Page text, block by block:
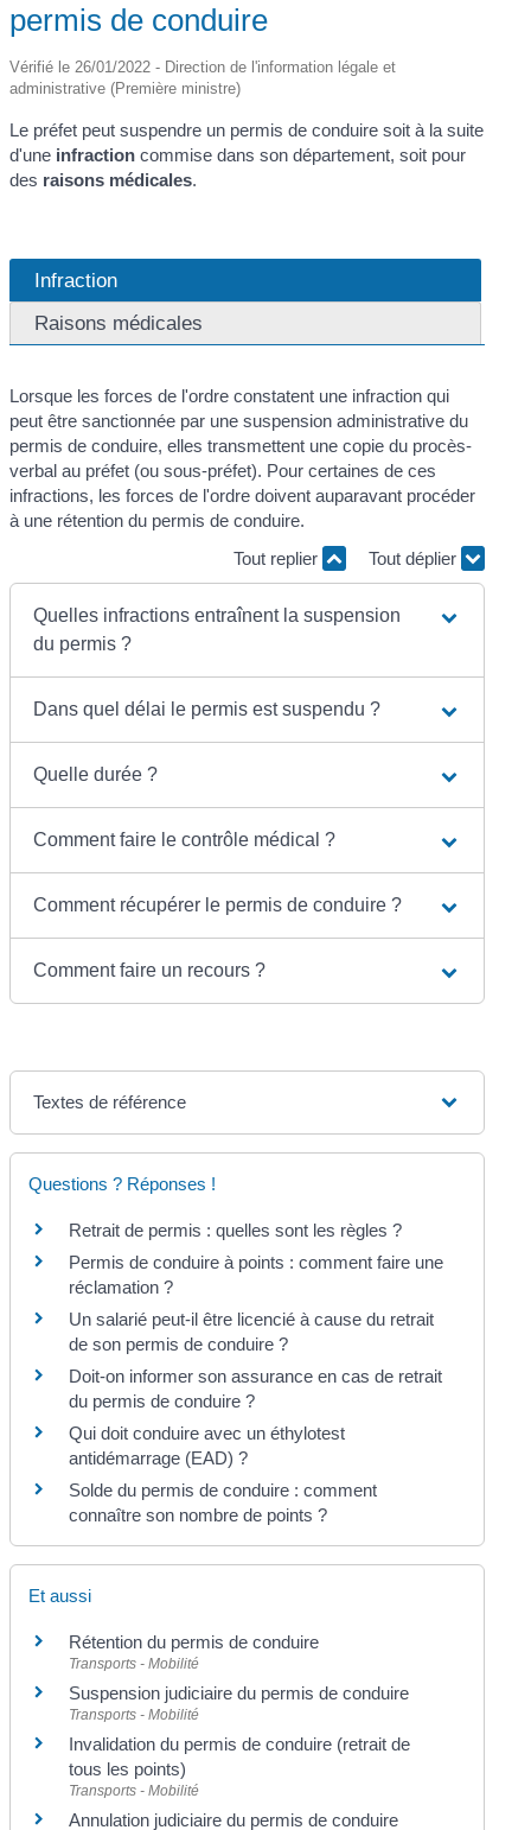
permis de conduire
Vérifié le 26/01/2022 - Direction de l'information légale et
administrative (Première ministre)
Le préfet peut suspendre un permis de conduire soit à la suite
d'une infraction commise dans son département, soit pour
des raisons médicales.
Infraction
Raisons médicales
Lorsque les forces de l'ordre constatent une infraction qui
peut être sanctionnée par une suspension administrative du
permis de conduire, elles transmettent une copie du procès-
verbal au préfet (ou sous-préfet). Pour certaines de ces
infractions, les forces de l'ordre doivent auparavant procéder
à une rétention du permis de conduire.
Tout replier
Tout déplier
Quelles infractions entraînent la suspension
du permis ?
Dans quel délai le permis est suspendu ?
Quelle durée ?
Comment faire le contrôle médical ?
Comment récupérer le permis de conduire ?
Comment faire un recours ?
Textes de référence
Questions ? Réponses !
Retrait de permis : quelles sont les règles ?
Permis de conduire à points : comment faire une
réclamation ?
Un salarié peut-il être licencié à cause du retrait
de son permis de conduire ?
Doit-on informer son assurance en cas de retrait
du permis de conduire ?
Qui doit conduire avec un éthylotest
antidémarrage (EAD) ?
Solde du permis de conduire : comment
connaître son nombre de points ?
Et aussi
Rétention du permis de conduire
Transports - Mobilité
Suspension judiciaire du permis de conduire
Transports - Mobilité
Invalidation du permis de conduire (retrait de
tous les points)
Transports - Mobilité
Annulation judiciaire du permis de conduire